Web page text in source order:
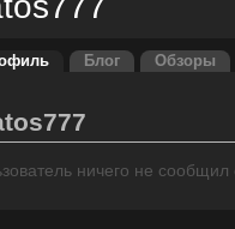
Блог Обзоры
ничего не